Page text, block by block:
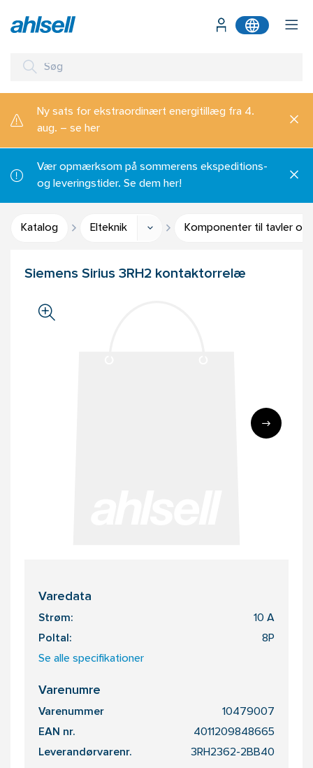
Ny sats for ekstraordinært energitillæg fra 4.
aug. – se her
Vær opmærksom på sommerens ekspeditions-
og leveringstider. Se dem her!
Katalog Elteknik Komponenter til tavler og
Siemens Sirius 3RH2 kontaktorrelæ
Varedata
Strøm: 10 A
Poltal: 8P
Se alle specifikationer
Varenumre
Varenummer 10479007
EAN nr. 4011209848665
Leverandørvarenr. 3RH2362-2BB40